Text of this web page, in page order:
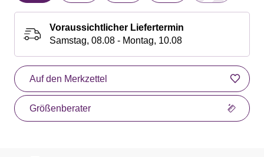
Voraussichtlicher Liefertermin
Samstag, 08.08 - Montag, 10.08
Auf den Merkzettel
Größenberater